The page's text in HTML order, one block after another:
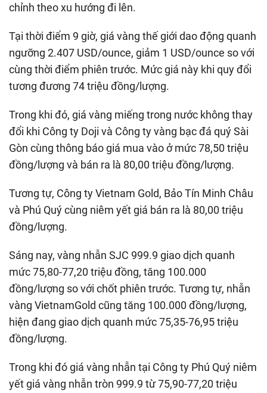
chỉnh theo xu hướng đi lên.
Tại thời điểm 9 giờ, giá vàng thế giới dao động quanh
ngưỡng 2.407 USD/ounce, giảm 1 USD/ounce so với
cùng thời điểm phiên trước. Mức giá này khi quy đổi
tương đương 74 triệu đồng/lượng.
Trong khi đó, giá vàng miếng trong nước không thay
đổi khi Công ty Doji và Công ty vàng bạc đá quý Sài
Gòn cùng thông báo giá mua vào ở mức 78,50 triệu
đồng/lượng và bán ra là 80,00 triệu đồng/lượng.
Tương tự, Công ty Vietnam Gold, Bảo Tín Minh Châu
và Phú Quý cùng niêm yết giá bán ra là 80,00 triệu
đồng/lượng.
Sáng nay, vàng nhẫn SJC 999.9 giao dịch quanh
mức 75,80-77,20 triệu đồng, tăng 100.000
đồng/lượng so với chốt phiên trước. Tương tự, nhẫn
vàng VietnamGold cũng tăng 100.000 đồng/lượng,
hiện đang giao dịch quanh mức 75,35-76,95 triệu
đồng/lượng.
Trong khi đó giá vàng nhẫn tại Công ty Phú Quý niêm
yết giá vàng nhẫn tròn 999.9 từ 75,90-77,20 triệu